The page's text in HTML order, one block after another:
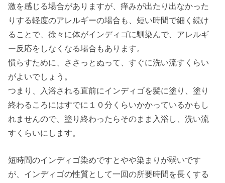
激を感じる場合がありますが、痒みが出たり出なかった
りする軽度のアレルギーの場合も、短い時間で細く続け
ることで、徐々に体がインディゴに馴染んで、アレルギ
ー反応をしなくなる場合もあります。
慣らすために、ささっとぬって、すぐに洗い流すくらい
がよいでしょう。
つまり、入浴される直前にインディゴを髪に塗り、塗り
終わるころにはすでに１０分くらいかかっているかもし
れませんので、塗り終わったらそのまま入浴し、洗い流
すくらいにします。
短時間のインディゴ染めですとやや染まりが弱いです
が、インディゴの性質として一回の所要時間を長くする